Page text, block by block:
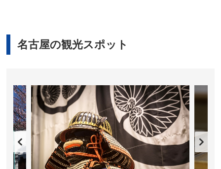
名古屋の観光スポット